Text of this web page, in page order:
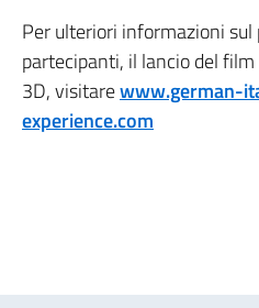
Per ulteriori informazioni
partecipanti, il lancio del
3D, visitarewww.german-
experience.com